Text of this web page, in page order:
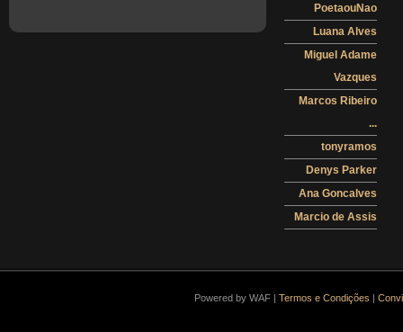
PoetaouNao
Luana Alves
Miguel Adame
Vazques
Marcos Ribeiro
...
tonyramos
Denys Parker
Ana Goncalves
Marcio de Assis
Powered by WAF | Termos e Condições |